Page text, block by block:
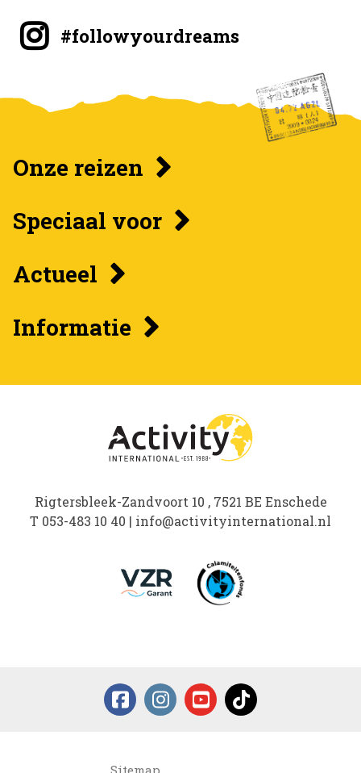
#followyourdreams
Onze reizen
Speciaal voor
Actueel
Informatie
Rigtersbleek-Zandvoort 10 , 7521 BE Enschede
T 053-483 10 40 | info@activityinternational.nl